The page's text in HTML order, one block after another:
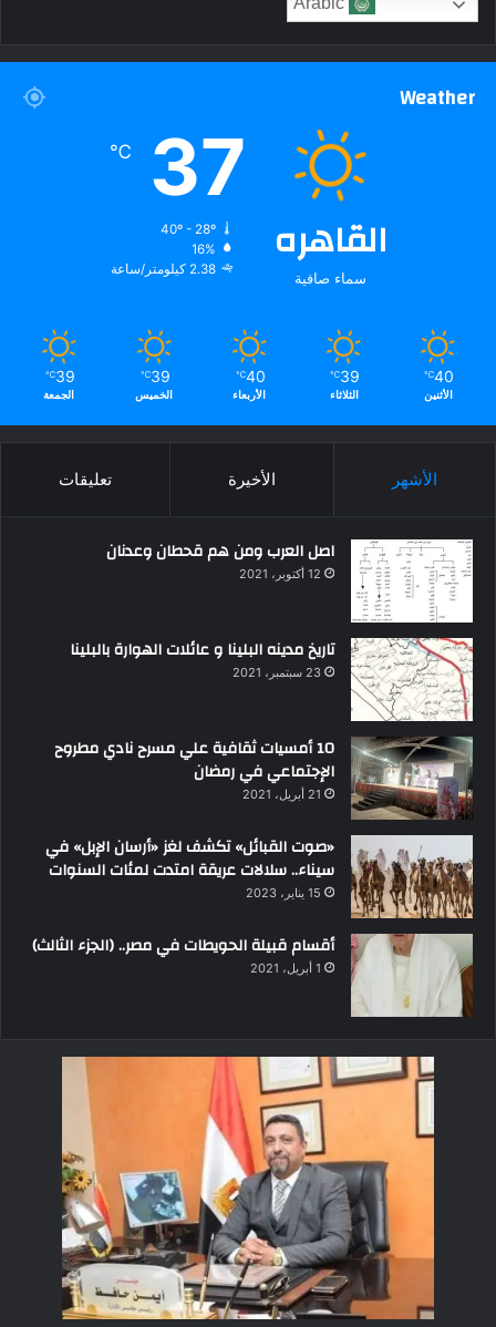
Weather
القاهره
سماء صافية
37
℃
40º - 28º
16%
2.38 كيلومتر/ساعة
40
℃
الأثنين
39
℃
الثلاثاء
40
℃
الأربعاء
39
℃
الخميس
39
℃
الجمعة
الأشهر الأخيرة تعليقات
اصل العرب ومن هم قحطان وعدنان
12 أكتوبر، 2021
تاريخ مدينه البلينا و عائلات الهوارة بالبلينا
23 سبتمبر، 2021
10 أمسيات ثقافية علي مسرح نادي مطروح
الإجتماعي في رمضان
21 أبريل، 2021
«صوت القبائل» تكشف لغز «أرسان الإبل» في
سيناء.. سلالات عريقة امتدت لمئات السنوات
15 يناير، 2023
أقسام قبيلة الحويطات في مصر.. (الجزء الثالث)
1 أبريل، 2021